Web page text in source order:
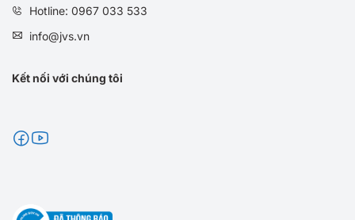
Hotline: 0967 033 533
info@jvs.vn
Kết nối với chúng tôi